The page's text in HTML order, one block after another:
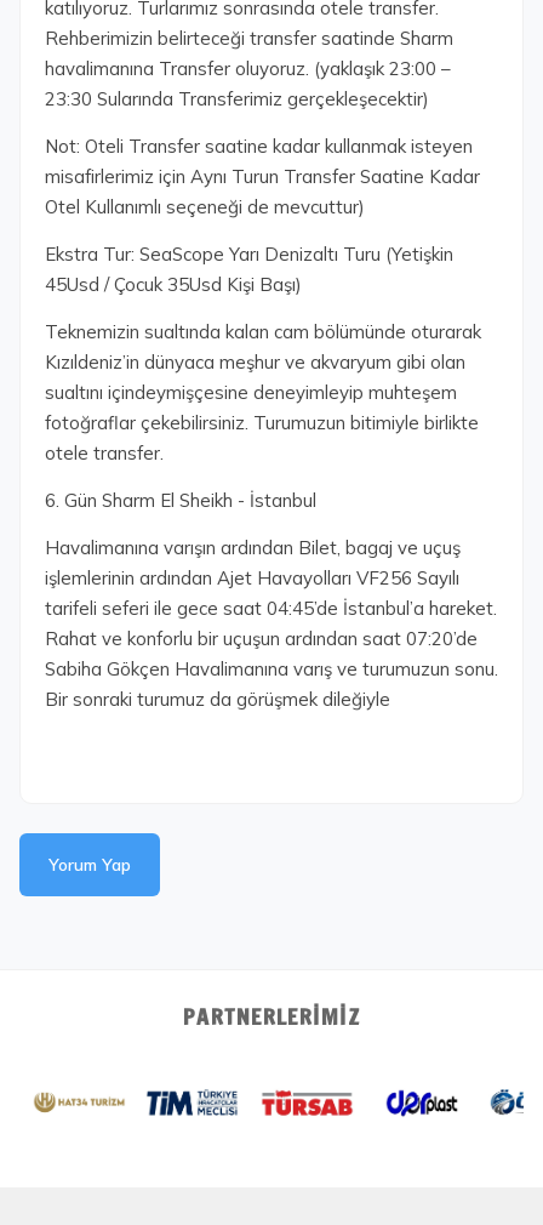
katılıyoruz. Turlarımız sonrasında otele transfer.
Rehberimizin belirteceği transfer saatinde Sharm
havalimanına Transfer oluyoruz. (yaklaşık 23:00 –
23:30 Sularında Transferimiz gerçekleşecektir)
Not: Oteli Transfer saatine kadar kullanmak isteyen
misafirlerimiz için Aynı Turun Transfer Saatine Kadar
Otel Kullanımlı seçeneği de mevcuttur)
Ekstra Tur: SeaScope Yarı Denizaltı Turu (Yetişkin
45Usd / Çocuk 35Usd Kişi Başı)
Teknemizin sualtında kalan cam bölümünde oturarak
Kızıldeniz’in dünyaca meşhur ve akvaryum gibi olan
sualtını içindeymişçesine deneyimleyip muhteşem
fotoğraflar çekebilirsiniz. Turumuzun bitimiyle birlikte
otele transfer.
6. Gün Sharm El Sheikh - İstanbul
Havalimanına varışın ardından Bilet, bagaj ve uçuş
işlemlerinin ardından Ajet Havayolları VF256 Sayılı
tarifeli seferi ile gece saat 04:45’de İstanbul’a hareket.
Rahat ve konforlu bir uçuşun ardından saat 07:20’de
Sabiha Gökçen Havalimanına varış ve turumuzun sonu.
Bir sonraki turumuz da görüşmek dileğiyle
Yorum Yap
PARTNERLERIMIZ